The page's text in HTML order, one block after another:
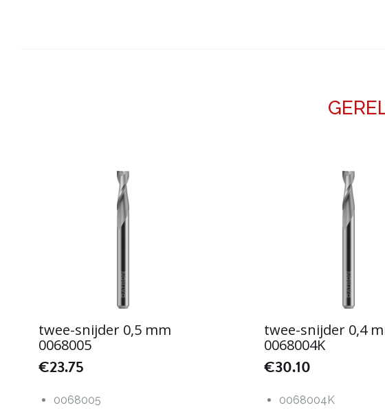
twee-snijder 0,5 mm
0068005
€23.75
0068005
twee-snijder 0,4
0068004K
€30.10
0068004K